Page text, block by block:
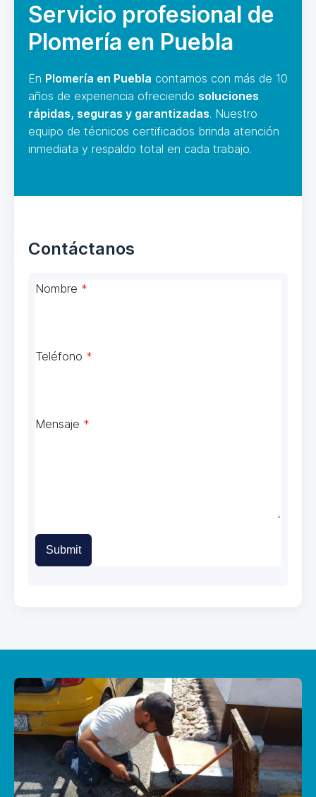
Servicio profesional de
Plomería en Puebla
En Plomería en Puebla contamos con más de 10
años de experiencia ofreciendo soluciones
rápidas, seguras y garantizadas. Nuestro
equipo de técnicos certificados brinda atención
inmediata y respaldo total en cada trabajo.
Contáctanos
Nombre *
Teléfono *
Mensaje *
Submit